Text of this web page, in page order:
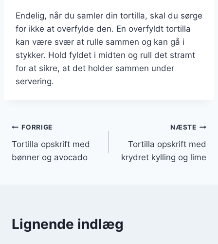
Endelig, når du samler din tortilla, skal du sørge
for ikke at overfylde den. En overfyldt tortilla
kan være svær at rulle sammen og kan gå i
stykker. Hold fyldet i midten og rull det stramt
for at sikre, at det holder sammen under
servering.
Indlægsnavigation
FORRIGE
Tortilla opskrift med
bønner og avocado
NÆSTE
Tortilla opskrift med
krydret kylling og lime
Lignende indlæg